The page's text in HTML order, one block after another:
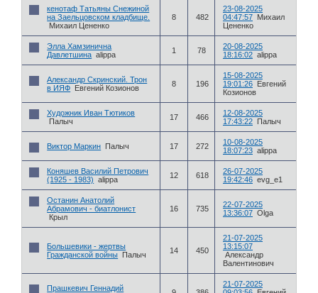
кенотаф Татьяны Снежиной
на Заельцовском кладбище.
Михаил Цененко
8 482
23-08-2025
04:47:57 Михаил
Цененко
Элла Хамзинична
Давлетшина alippa 1 78
20-08-2025
18:16:02 alippa
Александр Скринский. Трон
в ИЯФ Евгений Козионов 8 196
15-08-2025
19:01:26 Евгений
Козионов
Художник Иван Тютиков
Палыч
17 466
12-08-2025
17:43:22 Палыч
Виктор Маркин Палыч 17 272
10-08-2025
18:07:23 alippa
Коняшев Василий Петрович
(1925 - 1983)
alippa 12 618
26-07-2025
19:42:46 evg_e1
Останин Анатолий
Абрамович - биатлонист
Крыл
16 735
22-07-2025
13:36:07 Olga
Большевики - жертвы
Гражданской войны Палыч 14 450
21-07-2025
13:15:07
Александр
Валентинович
Прашкевич Геннадий
21-07-2025